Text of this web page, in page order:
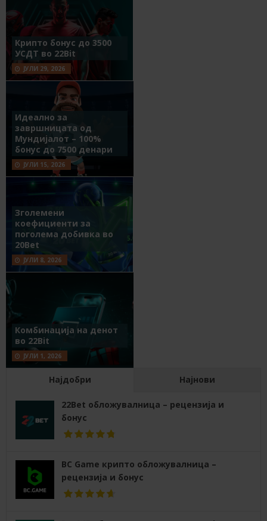
Крипто бонус до 3500
УСДТ во 22Bit
ЈУЛИ 29, 2026
Идеално за
завршницата од
Мундијалот – 100%
бонус до 7500 денари
ЈУЛИ 15, 2026
Зголемени
коефициенти за
поголема добивка во
20Bet
ЈУЛИ 8, 2026
Комбинација на денот
во 22Bit
ЈУЛИ 1, 2026
Најдобри Најнови
22Bet обложувалница – рецензија и
бонус
BC Game крипто обложувалница –
рецензија и бонус